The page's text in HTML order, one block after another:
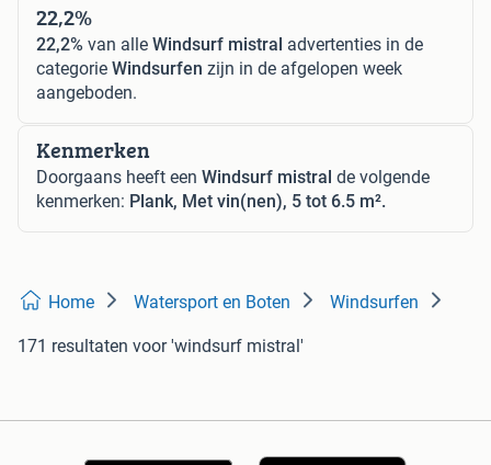
22,2%
22,2% van alle Windsurf mistral advertenties in de
categorie Windsurfen zijn in de afgelopen week
aangeboden.
Kenmerken
Doorgaans heeft een Windsurf mistral de volgende
kenmerken: Plank, Met vin(nen), 5 tot 6.5 m².
Home Watersport en Boten Windsurfen
171 resultaten voor 'windsurf mistral'